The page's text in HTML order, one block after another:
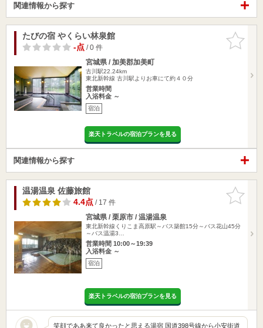
関連情報から探す
お気に入
りに追加
たびの宿 やくらい林泉館
-点/ 0 件
宮城県 / 加美郡加美町
古川駅22.24km
東北新幹線 古川駅よりお車にて約４０分
営業時間
入浴料金 ～
宿泊
楽天トラベルの宿泊プランを見る
関連情報から探す
お気に入
りに追加
温湯温泉 佐藤旅館
4.4点/ 17 件
宮城県 / 栗原市 / 温湯温泉
東北新幹線くりこま高原駅～バス築館15分～バス花山45分
～バス温湯3…
営業時間 10:00～19:39
入浴料金 ～
宿泊
楽天トラベルの宿泊プランを見る
笑顔でああ来て良かったと思える湯宿 国道398号線から小安街道